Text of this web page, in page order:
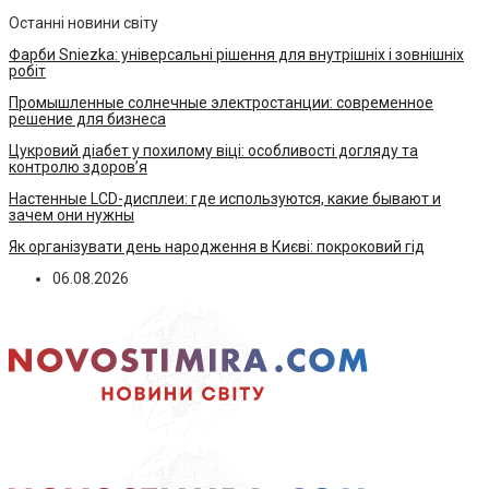
Останні новини світу
Фарби Sniezka: універсальні рішення для внутрішніх і зовнішніх
робіт
Промышленные солнечные электростанции: современное
решение для бизнеса
Цукровий діабет у похилому віці: особливості догляду та
контролю здоров’я
Настенные LCD-дисплеи: где используются, какие бывают и
зачем они нужны
Як організувати день народження в Києві: покроковий гід
06.08.2026